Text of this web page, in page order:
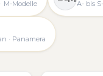
M-Modelle A- bis
· Panamera